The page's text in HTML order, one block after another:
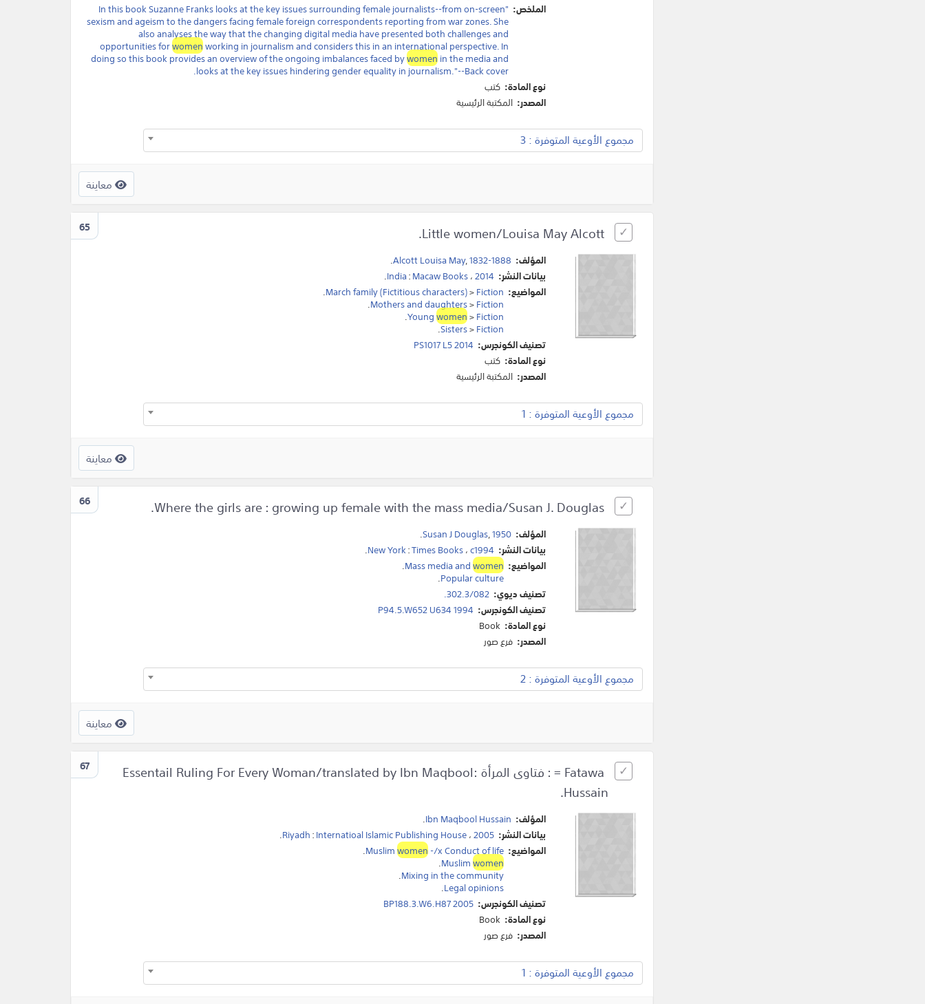
الملخص: "In this book Suzanne Franks looks at the key issues surrounding female journalists--from on-screen
sexism and ageism to the dangers facing female foreign correspondents reporting from war zones. She
also analyses the way that the changing digital media have presented both challenges and
opportunities forwomenworking in journalism and considers this in an international perspective. In
doing so this book provides an overview of the ongoing imbalances faced bywomenin the media and
looks at the key issues hindering gender equality in journalism."--Back cover.
نوع المادة: كتب
المصدر: المكتبة الرئيسية
مجموع الأوعية المتوفرة : 3
معاينة
65 Little women/Louisa May Alcott.
المؤلف: Alcott Louisa May,1832-1888
.
بيانات النشر:
India:Macaw Books،2014
.
المواضيع:
March family (Fictitious characters)>Fiction
.
Mothers and daughters>Fiction
.
Youngwomen>Fiction
.
Sisters>Fiction
.
تصنيف الكونجرس: PS1017 L5 2014
نوع المادة: كتب
المصدر: المكتبة الرئيسية
مجموع الأوعية المتوفرة : 1
معاينة
66 Where the girls are : growing up female with the mass media/Susan J. Douglas.
المؤلف: Susan J Douglas,1950
.
بيانات النشر:
New York:Times Books،c1994
.
المواضيع:
Mass media andwomen
.
Popular culture
.
تصنيف ديوي: 302.3/082.
تصنيف الكونجرس: P94.5.W652 U634 1994
نوع المادة: Book
المصدر: فرع صور
مجموع الأوعية المتوفرة : 2
معاينة
67
Fatawa = : فتاوى المرأة :Essentail Ruling For Every Woman/translated by Ibn Maqbool
Hussain.
المؤلف: Ibn Maqbool Hussain
.
بيانات النشر:
Riyadh:Internatioal Islamic Publishing House،2005
.
المواضيع:
Muslimwomen-/x Conduct of life
.
Muslimwomen
.
Mixing in the community
.
Legal opinions
.
تصنيف الكونجرس: BP188.3.W6.H87 2005
نوع المادة: Book
المصدر: فرع صور
مجموع الأوعية المتوفرة : 1